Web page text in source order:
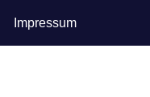
Impressum